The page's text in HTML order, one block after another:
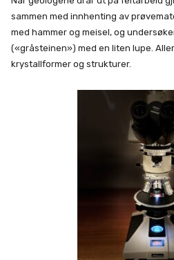
sammen med innhenting av
med hammer og meisel, og
(«gråsteinen») med en liten lupe.
krystallformer og strukturer.